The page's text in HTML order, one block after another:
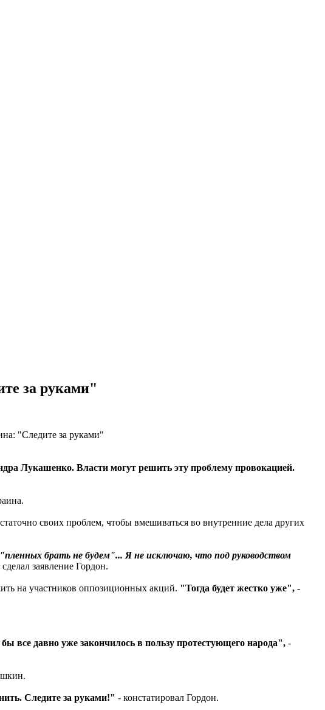
за руками"
Лукашенко. Власти могут решить эту проблему провокацией.
своих проблем, чтобы вмешиваться во внутренние дела других
брать не будем"... Я не исключаю, что под руководством
сделал заявление Гордон.
на участников оппозиционных акций. "Тогда будет жестко уже", -
все давно уже закончилось в пользу протестующего народа", -
Следите за руками!" - констатировал Гордон.